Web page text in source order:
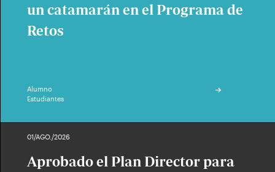
un catamarán en el Programa de
Retos
Alumno
Estudiantes
01/AGO./2026
Aprobado el Plan Director para